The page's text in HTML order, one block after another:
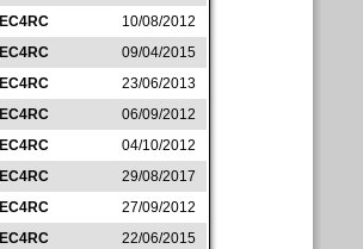
EC4RC
10/08/2012
EC4RC
09/04/2015
EC4RC
23/06/2013
EC4RC
06/09/2012
EC4RC
04/10/2012
EC4RC
29/08/2017
EC4RC
27/09/2012
EC4RC
22/06/2015